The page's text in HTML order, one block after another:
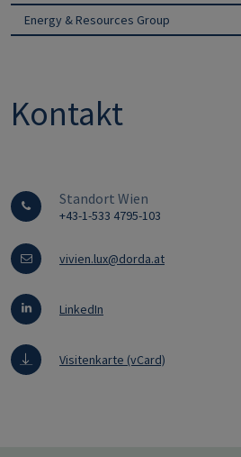
Energy & Resources Group
Kontakt
Standort Wien
+43-1-533 4795-103
vivien.lux@dorda.at
LinkedIn
Visitenkarte (vCard)